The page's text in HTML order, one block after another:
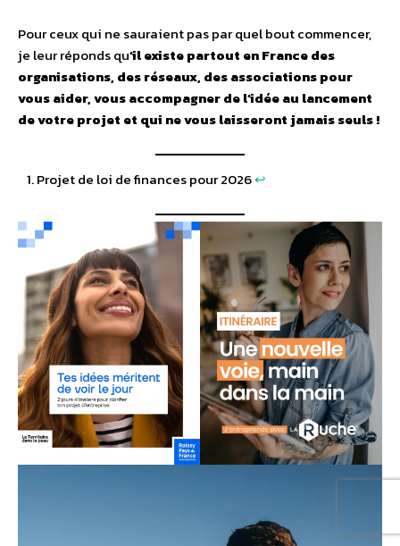
Pour ceux qui ne sauraient pas par quel bout commencer,
je leur réponds qu’il existe partout en France des
organisations, des réseaux, des associations pour
vous aider, vous accompagner de l’idée au lancement
de votre projet et qui ne vous laisseront jamais seuls !
Projet de loi de finances pour 2026↩︎